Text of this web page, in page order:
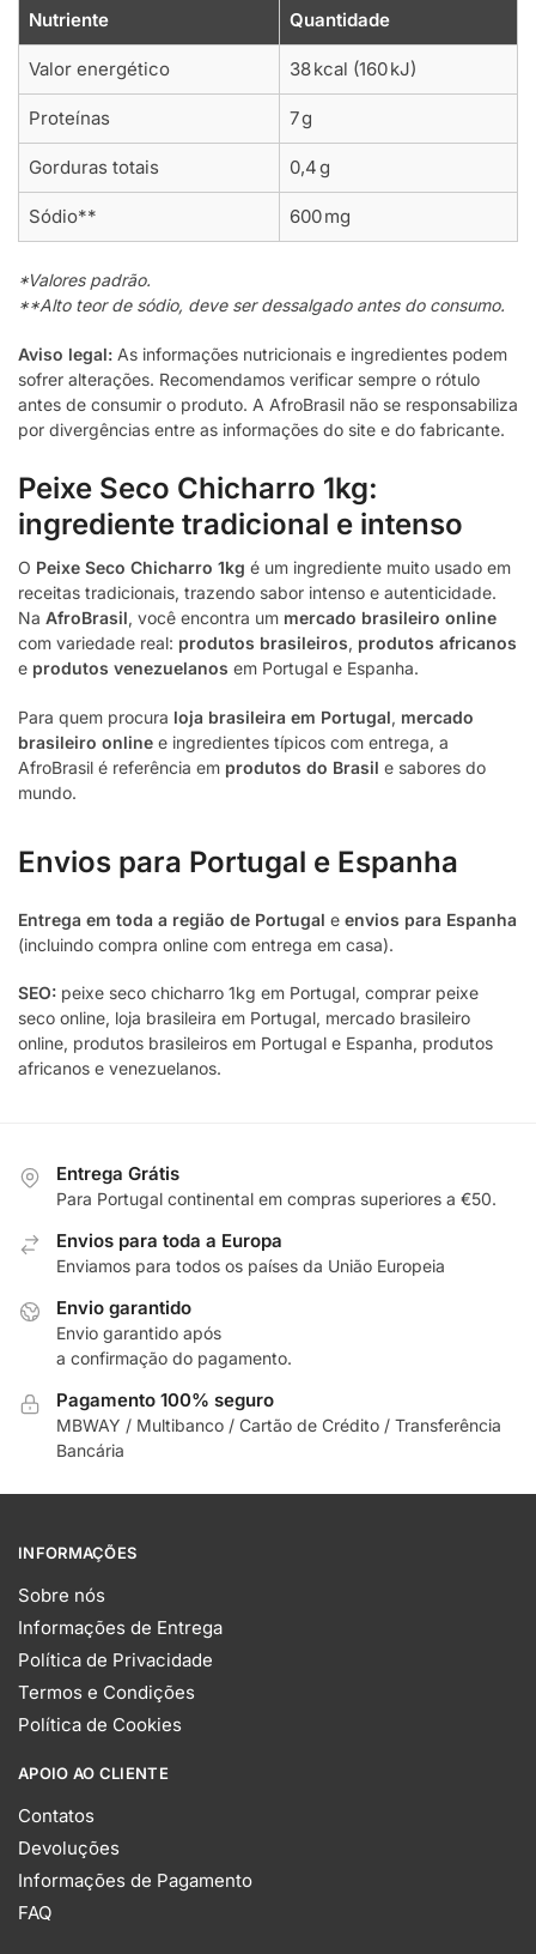
Nutriente Quantidade
Valor energético 38 kcal (160 kJ)
Proteínas 7 g
Gorduras totais 0,4 g
Sódio** 600 mg
*Valores padrão.
**Alto teor de sódio, deve ser dessalgado antes do consumo.
Aviso legal: As informações nutricionais e ingredientes podem
sofrer alterações. Recomendamos verificar sempre o rótulo
antes de consumir o produto. A AfroBrasil não se responsabiliza
por divergências entre as informações do site e do fabricante.
Peixe Seco Chicharro 1kg:
ingrediente tradicional e intenso
O Peixe Seco Chicharro 1kg é um ingrediente muito usado em
receitas tradicionais, trazendo sabor intenso e autenticidade.
Na AfroBrasil, você encontra um mercado brasileiro online
com variedade real: produtos brasileiros, produtos africanos
e produtos venezuelanos em Portugal e Espanha.
Para quem procura loja brasileira em Portugal, mercado
brasileiro online e ingredientes típicos com entrega, a
AfroBrasil é referência em produtos do Brasil e sabores do
mundo.
Envios para Portugal e Espanha
Entrega em toda a região de Portugal e envios para Espanha
(incluindo compra online com entrega em casa).
SEO: peixe seco chicharro 1kg em Portugal, comprar peixe
seco online, loja brasileira em Portugal, mercado brasileiro
online, produtos brasileiros em Portugal e Espanha, produtos
africanos e venezuelanos.
Entrega Grátis
Para Portugal continental em compras superiores a €50.
Envios para toda a Europa
Enviamos para todos os países da União Europeia
Envio garantido
Envio garantido após
a confirmação do pagamento.
Pagamento 100% seguro
MBWAY / Multibanco / Cartão de Crédito / Transferência
Bancária
INFORMAÇÕES
Sobre nós
Informações de Entrega
Política de Privacidade
Termos e Condições
Política de Cookies
APOIO AO CLIENTE
Contatos
Devoluções
Informações de Pagamento
FAQ